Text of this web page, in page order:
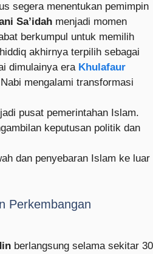
segera menentukan pemimpin
Sa’idah menjadi momen
berkumpul untuk memilih
akhirnya terpilih sebagai
dimulainya era Khulafaur
mengalami transformasi
pusat pemerintahan Islam.
keputusan politik dan
dan penyebaran Islam ke luar
Perkembangan
berlangsung selama sekitar 30